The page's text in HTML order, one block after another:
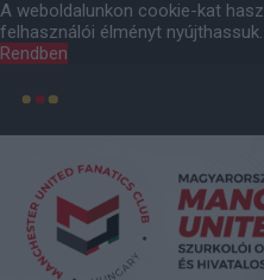
A weboldalunkon cookie-kat
felhasználói élményt nyújthassuk.
Rendben